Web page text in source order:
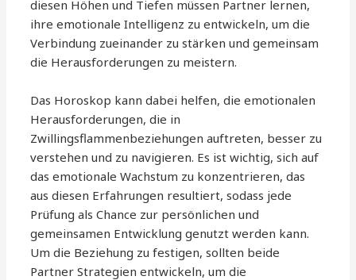
diesen Höhen und Tiefen müssen Partner lernen,
ihre emotionale Intelligenz zu entwickeln, um die
Verbindung zueinander zu stärken und gemeinsam
die Herausforderungen zu meistern.
Das Horoskop kann dabei helfen, die emotionalen
Herausforderungen, die in
Zwillingsflammenbeziehungen auftreten, besser zu
verstehen und zu navigieren. Es ist wichtig, sich auf
das emotionale Wachstum zu konzentrieren, das
aus diesen Erfahrungen resultiert, sodass jede
Prüfung als Chance zur persönlichen und
gemeinsamen Entwicklung genutzt werden kann.
Um die Beziehung zu festigen, sollten beide
Partner Strategien entwickeln, um die